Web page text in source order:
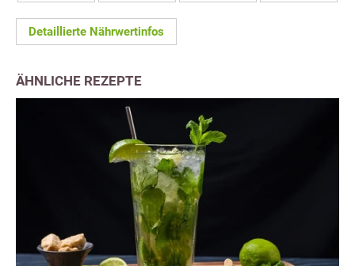
Detaillierte Nährwertinfos
ÄHNLICHE REZEPTE